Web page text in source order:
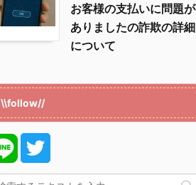
お客様の支払いに問題が
ありましたの詐欺の詳細
について
\\follow//